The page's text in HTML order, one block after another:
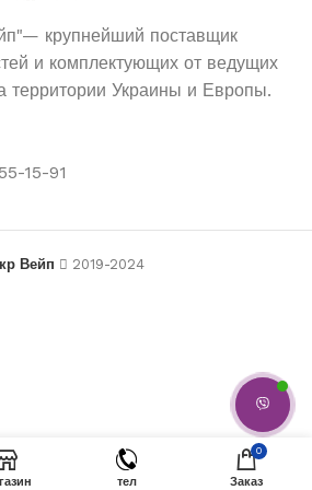
мл
Одноразовая
ТИП POD СИСТЕМЫ
ВКУСЫ Арбуз,Лимон
НИКОТИНА
крупнейший поставщик
и комплектующих от ведущих
территории Украины и Европы.
15-91
Вейп 2019-2024
В
ПОКУПКА В 1
тел
0
Заказ